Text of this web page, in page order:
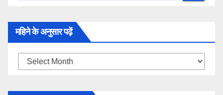
महिने के अनुसार पढ़ें
महिने
अनुसार